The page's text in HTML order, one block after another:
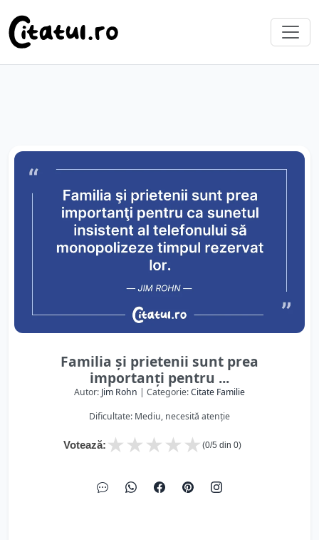
Familia şi prietenii sunt prea
importanţi pentru ...
Autor: Jim Rohn | Categorie:Citate Familie
Dificultate: Mediu, necesită atenție
Votează: ★
★
★
★
★ (0/5 din 0)